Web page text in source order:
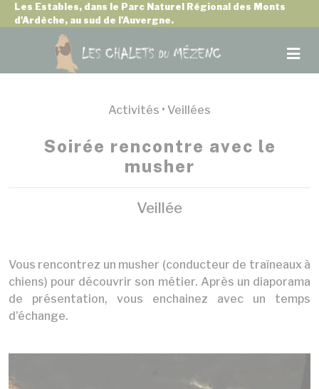
Les Estables, dans le Parc Naturel Régional des Monts
d'Ardèche, au sud de l'Auvergne.
Activités • Veillées
Soirée rencontre avec le
musher
Veillée
Vous rencontrez un musher (conducteur de traîneaux à
chiens) pour découvrir son métier. Après un diaporama
de présentation, vous enchainez avec un temps
d’échange.
Panneau de gestion des cookies